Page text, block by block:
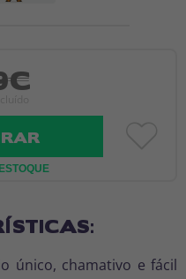
único, chamativo e fácil